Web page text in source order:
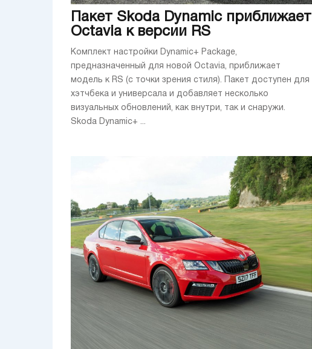
Пакет Skoda Dynamic приближает
Octavia к версии RS
Комплект настройки Dynamic+ Package,
предназначенный для новой Octavia, приближает
модель к RS (с точки зрения стиля). Пакет доступен для
хэтчбека и универсала и добавляет несколько
визуальных обновлений, как внутри, так и снаружи.
Skoda Dynamic+ ...